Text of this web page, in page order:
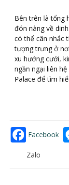
Bên trên là tổng
đón nàng về
có thể cân nhắc
tượng trưng ở
xu hướng cưới,
ngần ngại liên
Palace để tìm
Facebook
Zalo